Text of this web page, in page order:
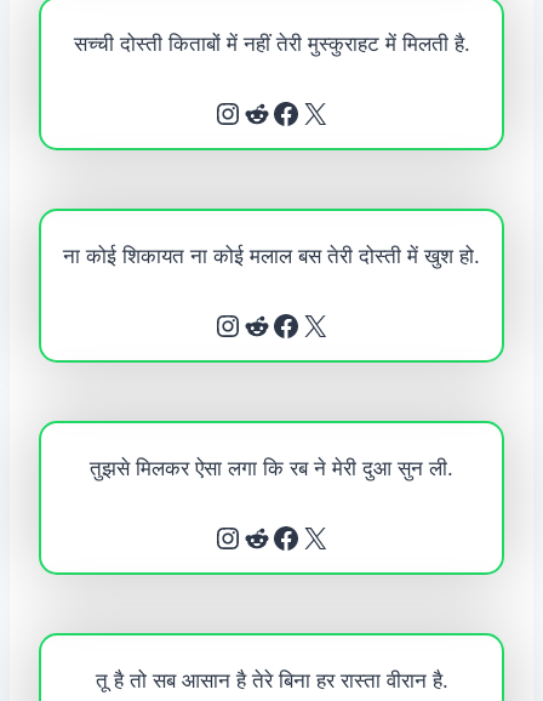
सच्ची दोस्ती किताबों में नहीं तेरी मुस्कुराहट में मिलती है.
Instagram Reddit Facebook X
ना कोई शिकायत ना कोई मलाल बस तेरी दोस्ती में खुश हो.
Instagram Reddit Facebook X
तुझसे मिलकर ऐसा लगा कि रब ने मेरी दुआ सुन ली.
Instagram Reddit Facebook X
तू है तो सब आसान है तेरे बिना हर रास्ता वीरान है.